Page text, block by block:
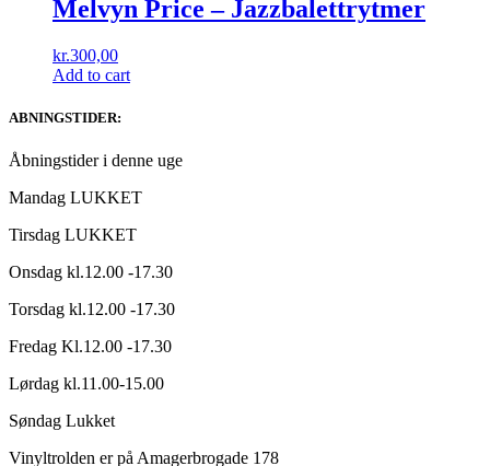
Melvyn Price – Jazzbalettrytmer
kr.300,00
Add to cart
ABNINGSTIDER:
Åbningstider i denne uge
Mandag LUKKET
Tirsdag LUKKET
Onsdag kl.12.00 -17.30
Torsdag kl.12.00 -17.30
Fredag Kl.12.00 -17.30
Lørdag kl.11.00-15.00
Søndag Lukket
Vinyltrolden er på Amagerbrogade 178